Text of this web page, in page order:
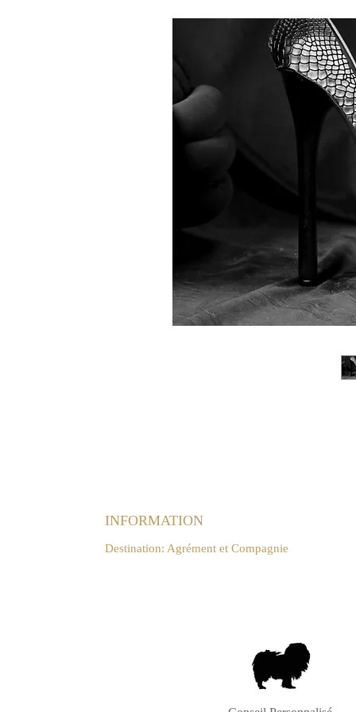
INFORMATION
Destination: Agrément et Compagnie